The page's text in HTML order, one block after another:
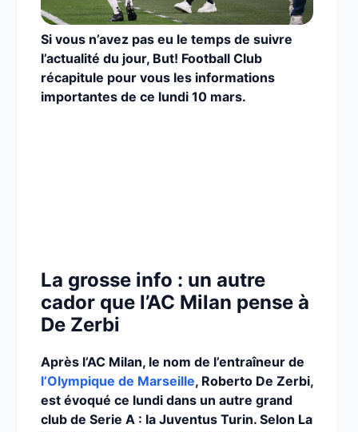
Si vous n’avez pas eu le temps de suivre
l’actualité du jour, But! Football Club
récapitule pour vous les informations
importantes de ce lundi 10 mars.
La grosse info : un autre
cador que l’AC Milan pense à
De Zerbi
Après l’AC Milan, le nom de l’entraîneur de
l’Olympique de Marseille, Roberto De Zerbi,
est évoqué ce lundi dans un autre grand
club de Serie A : la Juventus Turin. Selon La